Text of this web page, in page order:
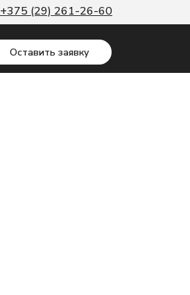
Оставить заявку
+375 (29) 261-26-60